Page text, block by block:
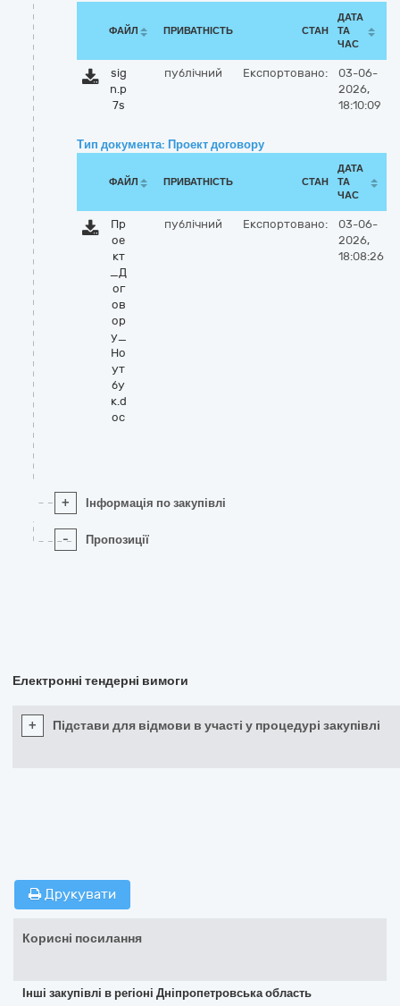
ФАЙЛ ПРИВАТНІСТЬ СТАН
ДАТА
ТА
ЧАС
sig
n.p
7s
публічний Експортовано:
03-06-
2026,
18:10:09
Тип документа: Проект договору
ФАЙЛ ПРИВАТНІСТЬ СТАН
ДАТА
ТА
ЧАС
Пр
ое
кт
_Д
ог
ов
ор
у_
Но
ут
бу
к.d
oc
публічний Експортовано:
03-06-
2026,
18:08:26
+ Інформація по закупівлі
- Пропозиції
Електронні тендерні вимоги
+ Підстави для відмови в участі у процедурі закупівлі
Друкувати
Корисні посилання
Інші закупівлі в регіоні Дніпропетровська область